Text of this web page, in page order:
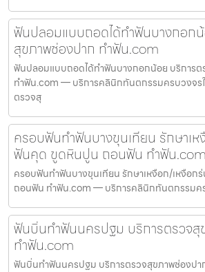
ฟันปลอมแบบถอดได้ทำฟันบางกอก
สุขภาพช่องปาก ทำฟัน.com
ฟันปลอมแบบถอดได้ทำฟันบางกอกน้อย บริการต
ทำฟัน.com — บริการคลินิกทันตกรรมครบวงจร
ตรวจสุ
ครอบฟันทำฟันบางขุนเทียน รักษาเห
ฟันคุด ขูดหินปูน ถอนฟัน ทำฟัน.com
ครอบฟันทำฟันบางขุนเทียน รักษาเหงือก/เหงือ
ถอนฟัน ทำฟัน.com — บริการคลินิกทันตกรรมค
ฟันบิ่นทำฟันนครปฐม บริการตรวจสุ
ทำฟัน.com
ฟันบิ่นทำฟันนครปฐม บริการตรวจสุขภาพช่องป